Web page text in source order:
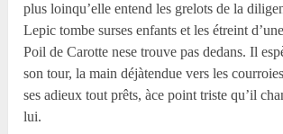
plus loinqu’elle entend les grelots de la
Lepic tombe surses enfants et les étreint
Poil de Carotte nese trouve pas dedans. Il
son tour, la main déjàtendue vers les
ses adieux tout prêts, àce point triste qu’il
lui.